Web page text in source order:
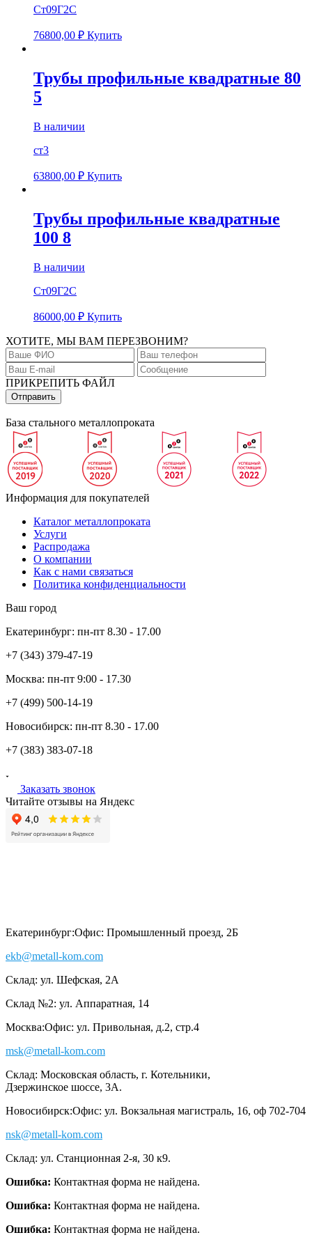
Ст09Г2С
76800,00 ₽ Купить
Трубы профильные квадратные 80
5
В наличии
ст3
63800,00 ₽ Купить
Трубы профильные квадратные
100 8
В наличии
Ст09Г2С
86000,00 ₽ Купить
ХОТИТЕ, МЫ ВАМ ПЕРЕЗВОНИМ?
ПРИКРЕПИТЬ ФАЙЛ
База стального металлопроката
Информация для покупателей
Каталог металлопроката
Услуги
Распродажа
О компании
Как с нами связаться
Политика конфиденциальности
Ваш город
Екатеринбург: пн-пт 8.30 - 17.00
+7 (343) 379-47-19
Москва: пн-пт 9:00 - 17.30
+7 (499) 500-14-19
Новосибирск: пн-пт 8.30 - 17.00
+7 (383) 383-07-18
Заказать звонок
Читайте отзывы на Яндекс
Екатеринбург:Офис: Промышленный проезд, 2Б
ekb@metall-kom.com
Склад: ул. Шефская, 2А
Склад №2: ул. Аппаратная, 14
Москва:Офис: ул. Привольная, д.2, стр.4
msk@metall-kom.com
Склад: Московская область, г. Котельники,
Дзержинское шоссе, 3А.
Новосибирск:Офис: ул. Вокзальная магистраль, 16, оф 702-704
nsk@metall-kom.com
Склад: ул. Станционная 2-я, 30 к9.
Ошибка: Контактная форма не найдена.
Ошибка: Контактная форма не найдена.
Ошибка: Контактная форма не найдена.